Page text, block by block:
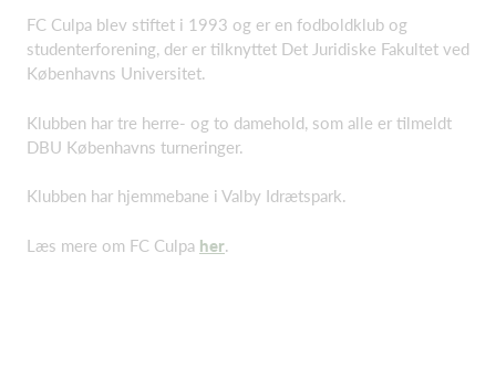
FC Culpa blev stiftet i 1993 og er en fodboldklub og
studenterforening, der er tilknyttet Det Juridiske Fakultet ved
Københavns Universitet.
Klubben har tre herre- og to damehold, som alle er tilmeldt
DBU Københavns turneringer.
Klubben har hjemmebane i Valby Idrætspark.
Læs mere om FC Culpa her.